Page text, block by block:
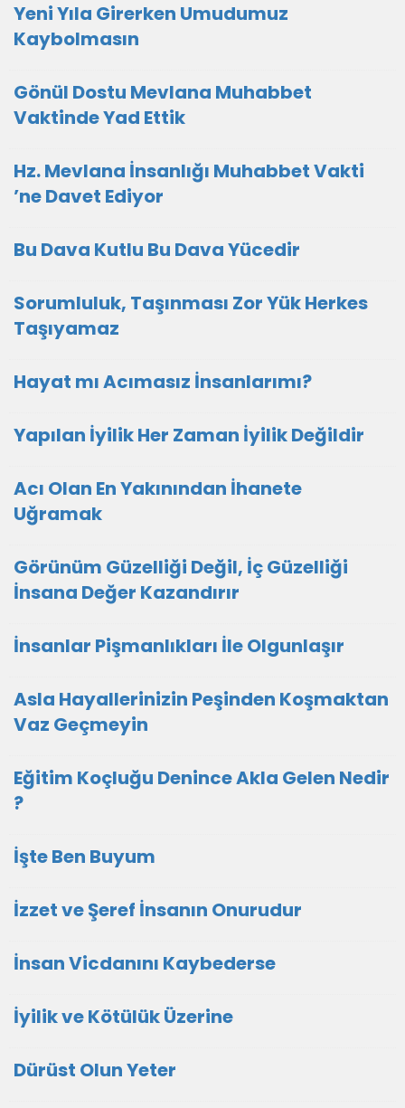
Yeni Yıla Girerken Umudumuz
Kaybolmasın
Gönül Dostu Mevlana Muhabbet
Vaktinde Yad Ettik
Hz. Mevlana İnsanlığı Muhabbet Vakti
’ne Davet Ediyor
Bu Dava Kutlu Bu Dava Yücedir
Sorumluluk, Taşınması Zor Yük Herkes
Taşıyamaz
Hayat mı Acımasız İnsanlarımı?
Yapılan İyilik Her Zaman İyilik Değildir
Acı Olan En Yakınından İhanete
Uğramak
Görünüm Güzelliği Değil, İç Güzelliği
İnsana Değer Kazandırır
İnsanlar Pişmanlıkları İle Olgunlaşır
Asla Hayallerinizin Peşinden Koşmaktan
Vaz Geçmeyin
Eğitim Koçluğu Denince Akla Gelen Nedir
?
İşte Ben Buyum
İzzet ve Şeref İnsanın Onurudur
İnsan Vicdanını Kaybederse
İyilik ve Kötülük Üzerine
Dürüst Olun Yeter